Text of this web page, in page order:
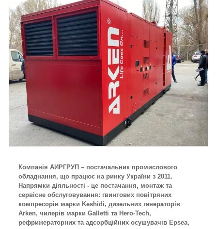
Компанія АИРГРУП – постачальник промислового
обладнання, що працює на ринку України з 2011.
Напрямки діяльності - це постачання, монтаж та
сервісне обслуговування: гвинтових повітряних
компресорів марки Keshidi, дизельних генераторів
Arken, чилерів марки Galletti та Hero-Tech,
рефрижераторних та адсорбційних осушувачів Epsea,